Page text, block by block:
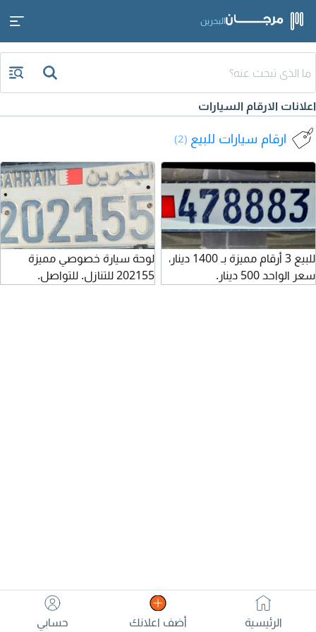
البحرين
اعلانات الارقام السيارات
ارقام سيارات للبيع (2)
للبيع 3 أرقام مميزة بـ 1400 دينار،
سعر الواحد 500 دينار.
لوحة سيارة خصوصي مميزة
202155 للتنازل. للتواصل.
الرئيسية أضف اعلانك حسابي